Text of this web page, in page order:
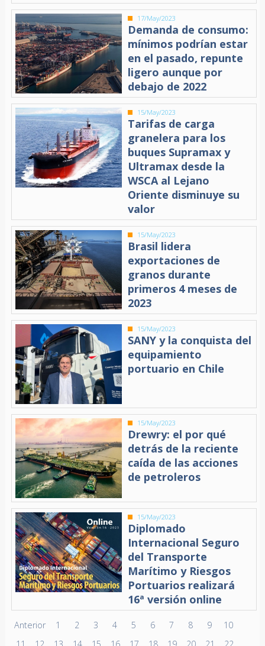
17/May/2023
Demanda de consumo:
mínimos podrían estar
en el pasado, repunte
ligero aunque por
debajo de 2022
15/May/2023
Tarifas de carga
granelera para los
buques Supramax y
Ultramax desde la
WSCA al Lejano
Oriente disminuye su
valor
15/May/2023
Brasil lidera
exportaciones de
granos durante
primeros 4 meses de
2023
15/May/2023
SANY y la conquista del
equipamiento
portuario en Chile
15/May/2023
Drewry: el por qué
detrás de la reciente
caída de las acciones
de petroleros
15/May/2023
Diplomado
Internacional Seguro
del Transporte
Marítimo y Riesgos
Portuarios realizará
16ª versión online
Anterior 1 2 3 4 5 6 7 8 9
10
11
12 13 14 15 16 17 18 19 20 21 22